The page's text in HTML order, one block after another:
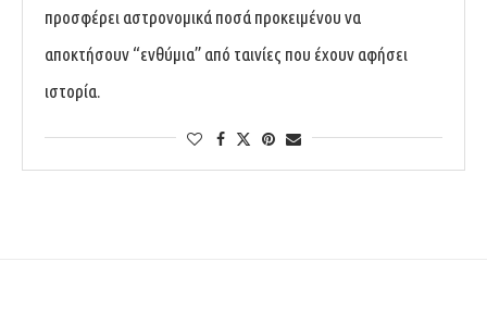
προσφέρει αστρονομικά ποσά προκειμένου να
αποκτήσουν “ενθύμια” από ταινίες που έχουν αφήσει
ιστορία.